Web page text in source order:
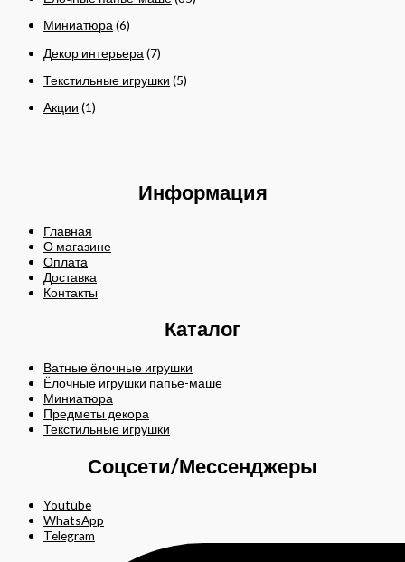
Миниатюра (6)
Декор интерьера (7)
Текстильные игрушки (5)
Акции (1)
Информация
Главная
О магазине
Оплата
Доставка
Контакты
Каталог
Ватные ёлочные игрушки
Ёлочные игрушки папье-маше
Миниатюра
Предметы декора
Текстильные игрушки
Соцсети/Мессенджеры
Youtube
WhatsApp
Telegram